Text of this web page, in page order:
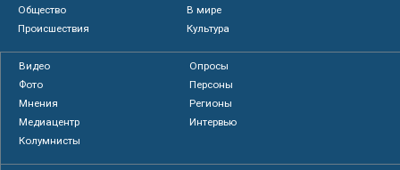
Общество
В мире
Происшествия
Культура
Видео
Опросы
Фото
Персоны
Мнения
Регионы
Медиацентр
Интервью
Колумнисты